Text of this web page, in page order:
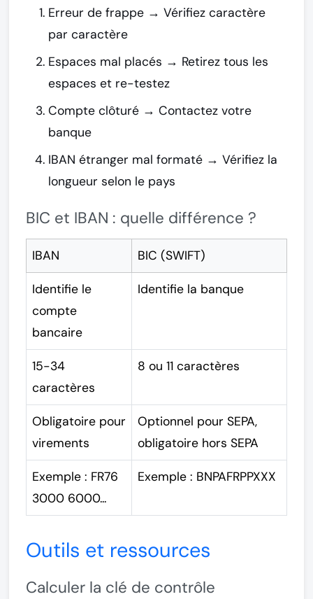
Erreur de frappe → Vérifiez caractère
par caractère
Espaces mal placés → Retirez tous les
espaces et re-testez
Compte clôturé → Contactez votre
banque
IBAN étranger mal formaté → Vérifiez la
longueur selon le pays
BIC et IBAN : quelle différence ?
IBAN BIC (SWIFT)
Identifie le
compte
bancaire
Identifie la banque
15-34
caractères
8 ou 11 caractères
Obligatoire pour
virements
Optionnel pour SEPA,
obligatoire hors SEPA
Exemple : FR76
3000 6000...
Exemple : BNPAFRPPXXX
Outils et ressources
Calculer la clé de contrôle